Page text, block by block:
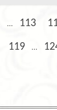
... 113
119 ...